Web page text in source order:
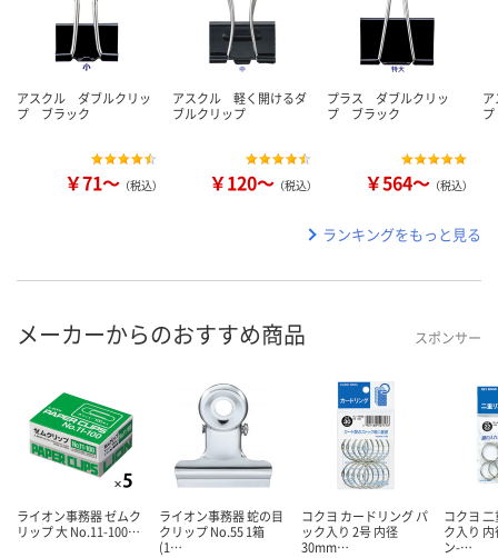
アスクル ダブルクリッ
プ ブラック
￥71～ （税込）
アスクル 軽く開けるダ
ブルクリップ
￥120～ （税込）
プラス ダブルクリッ
プ ブラック
￥564～ （税込）
ランキングをもっと見る
メーカーからのおすすめ商品 スポンサー
ライオン事務器 ゼムク
リップ 大 No.11-100…
ライオン事務器 蛇の目
クリップ No.55 1箱
(1…
コクヨ カードリング パ
ック入り 2号 内径
30mm…
コクヨ
ク入り
ン-…